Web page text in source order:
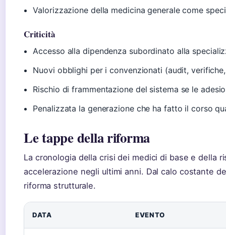
Valorizzazione della medicina generale come
Criticità
Accesso alla dipendenza subordinato alla
Nuovi obblighi per i convenzionati (audit,
Rischio di frammentazione del sistema se le
Penalizzata la generazione che ha fatto il corso
Le tappe della riforma
La cronologia della crisi dei medici di base e della
accelerazione negli ultimi anni. Dal calo costante
riforma strutturale.
DATA EVENTO